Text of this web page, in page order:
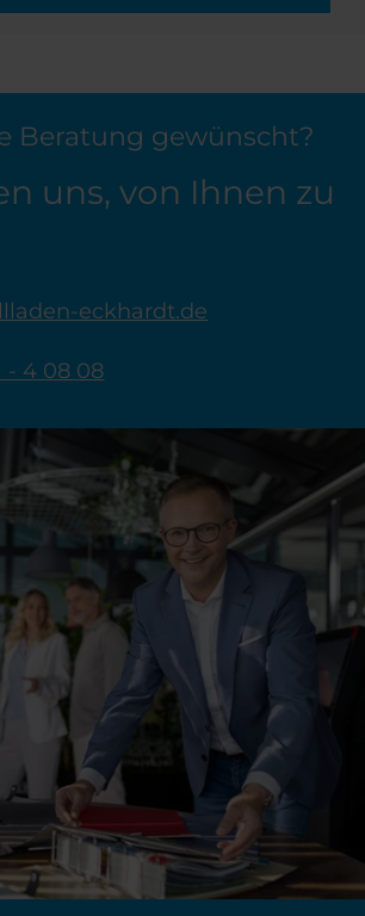
Beratung gewünscht?
uns, von Ihnen zu
eckhardt.de
- 4 08 08